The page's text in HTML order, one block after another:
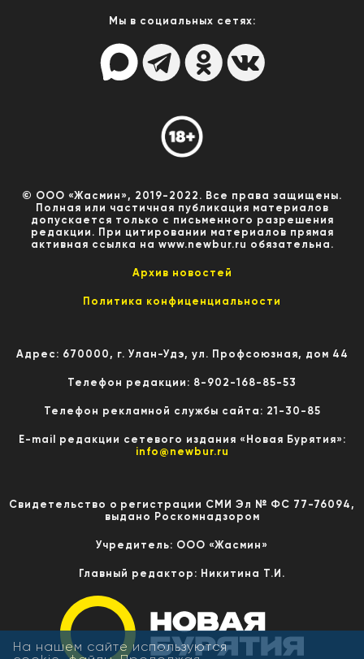
Мы в социальных сетях:
© ООО «Жасмин», 2019-2022. Все права защищены.
Полная или частичная публикация материалов
допускается только с письменного разрешения
редакции. При цитировании материалов прямая
активная ссылка на www.newbur.ru обязательна.
Архив новостей
Политика конфиценциальности
Адрес: 670000, г. Улан-Удэ, ул. Профсоюзная, дом 44
Телефон редакции: 8-902-168-85-53
Телефон рекламной службы сайта: 21-30-85
E-mail редакции сетевого издания «Новая Бурятия»:
info@newbur.ru
Свидетельство о регистрации СМИ Эл № ФС 77-76094,
выдано Роскомнадзором
Учредитель: ООО «Жасмин»
Главный редактор: Никитина Т.И.
На нашем сайте используются